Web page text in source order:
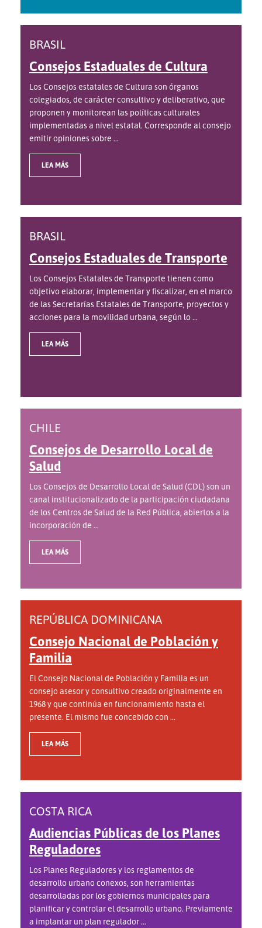
BRASIL
Consejos Estaduales de Cultura
Los Consejos estatales de Cultura son órganos
colegiados, de carácter consultivo y deliberativo, que
proponen y monitorean las políticas culturales
implementadas a nivel estatal. Corresponde al consejo
emitir opiniones sobre ...
LEA MÁS
BRASIL
Consejos Estaduales de Transporte
Los Consejos Estatales de Transporte tienen como
objetivo elaborar, implementar y fiscalizar, en el marco
de las Secretarías Estatales de Transporte, proyectos y
acciones para la movilidad urbana, según lo ...
LEA MÁS
CHILE
Consejos de Desarrollo Local de
Salud
Los Consejos de Desarrollo Local de Salud (CDL) son un
canal institucionalizado de la participación ciudadana
de los Centros de Salud de la Red Pública, abiertos a la
incorporación de ...
LEA MÁS
REPÚBLICA DOMINICANA
Consejo Nacional de Población y
Familia
El Consejo Nacional de Población y Familia es un
consejo asesor y consultivo creado originalmente en
1968 y que continúa en funcionamiento hasta el
presente. El mismo fue concebido con ...
LEA MÁS
COSTA RICA
Audiencias Públicas de los Planes
Reguladores
Los Planes Reguladores y los reglamentos de
desarrollo urbano conexos, son herramientas
desarrolladas por los gobiernos municipales para
planificar y controlar el desarrollo urbano. Previamente
a implantar un plan regulador ...